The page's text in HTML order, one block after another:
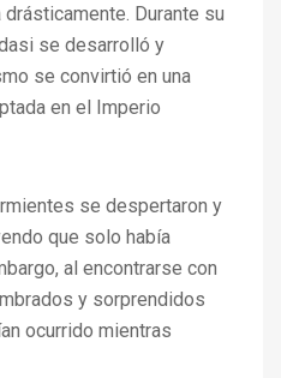
Durante su
se desarrolló y
se convirtió en una
en el Imperio
se despertaron y
que solo había
al encontrarse con
y sorprendidos
ocurrido mientras